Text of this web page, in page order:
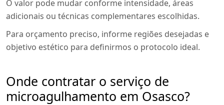
O valor pode mudar conforme intensidade, áreas
adicionais ou técnicas complementares escolhidas.
Para orçamento preciso, informe regiões desejadas e
objetivo estético para definirmos o protocolo ideal.
Onde contratar o serviço de
microagulhamento em Osasco?